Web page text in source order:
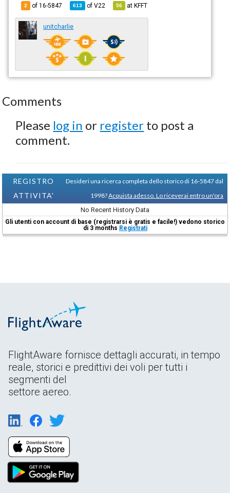
2 of 16-5847 613 ofV22 56 atKFFT
unitcharlie
Comments
Please log in or register to post a
comment.
REGISTRO
ATTIVITA'
Desideri una ricerca completa dello storico di 16-5847 dal
1998?Acquista adesso. Lo riceverai entro un'ora
No Recent History Data
Gli utenti con account di base (registrarsi è gratis e facile!) vedono storico
di 3 months Registrati
FlightAware fornisce dettagli accurati, in tempo
reale, storici e predittivi dei voli per tutti i
segmenti del
settore aereo.